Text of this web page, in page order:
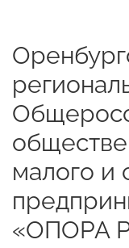
малого и
«ОПОРА